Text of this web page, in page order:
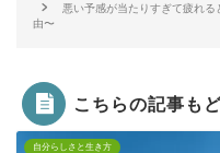
悪い予感が当たりすぎて疲れ
由〜
こちらの記事も
自分らしさと生き方